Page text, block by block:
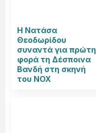
Η Νατάσα
Θεοδωρίδου
συναντά για πρώτη
φορά τη Δέσποινα
Βανδή στη σκηνή
του NOX